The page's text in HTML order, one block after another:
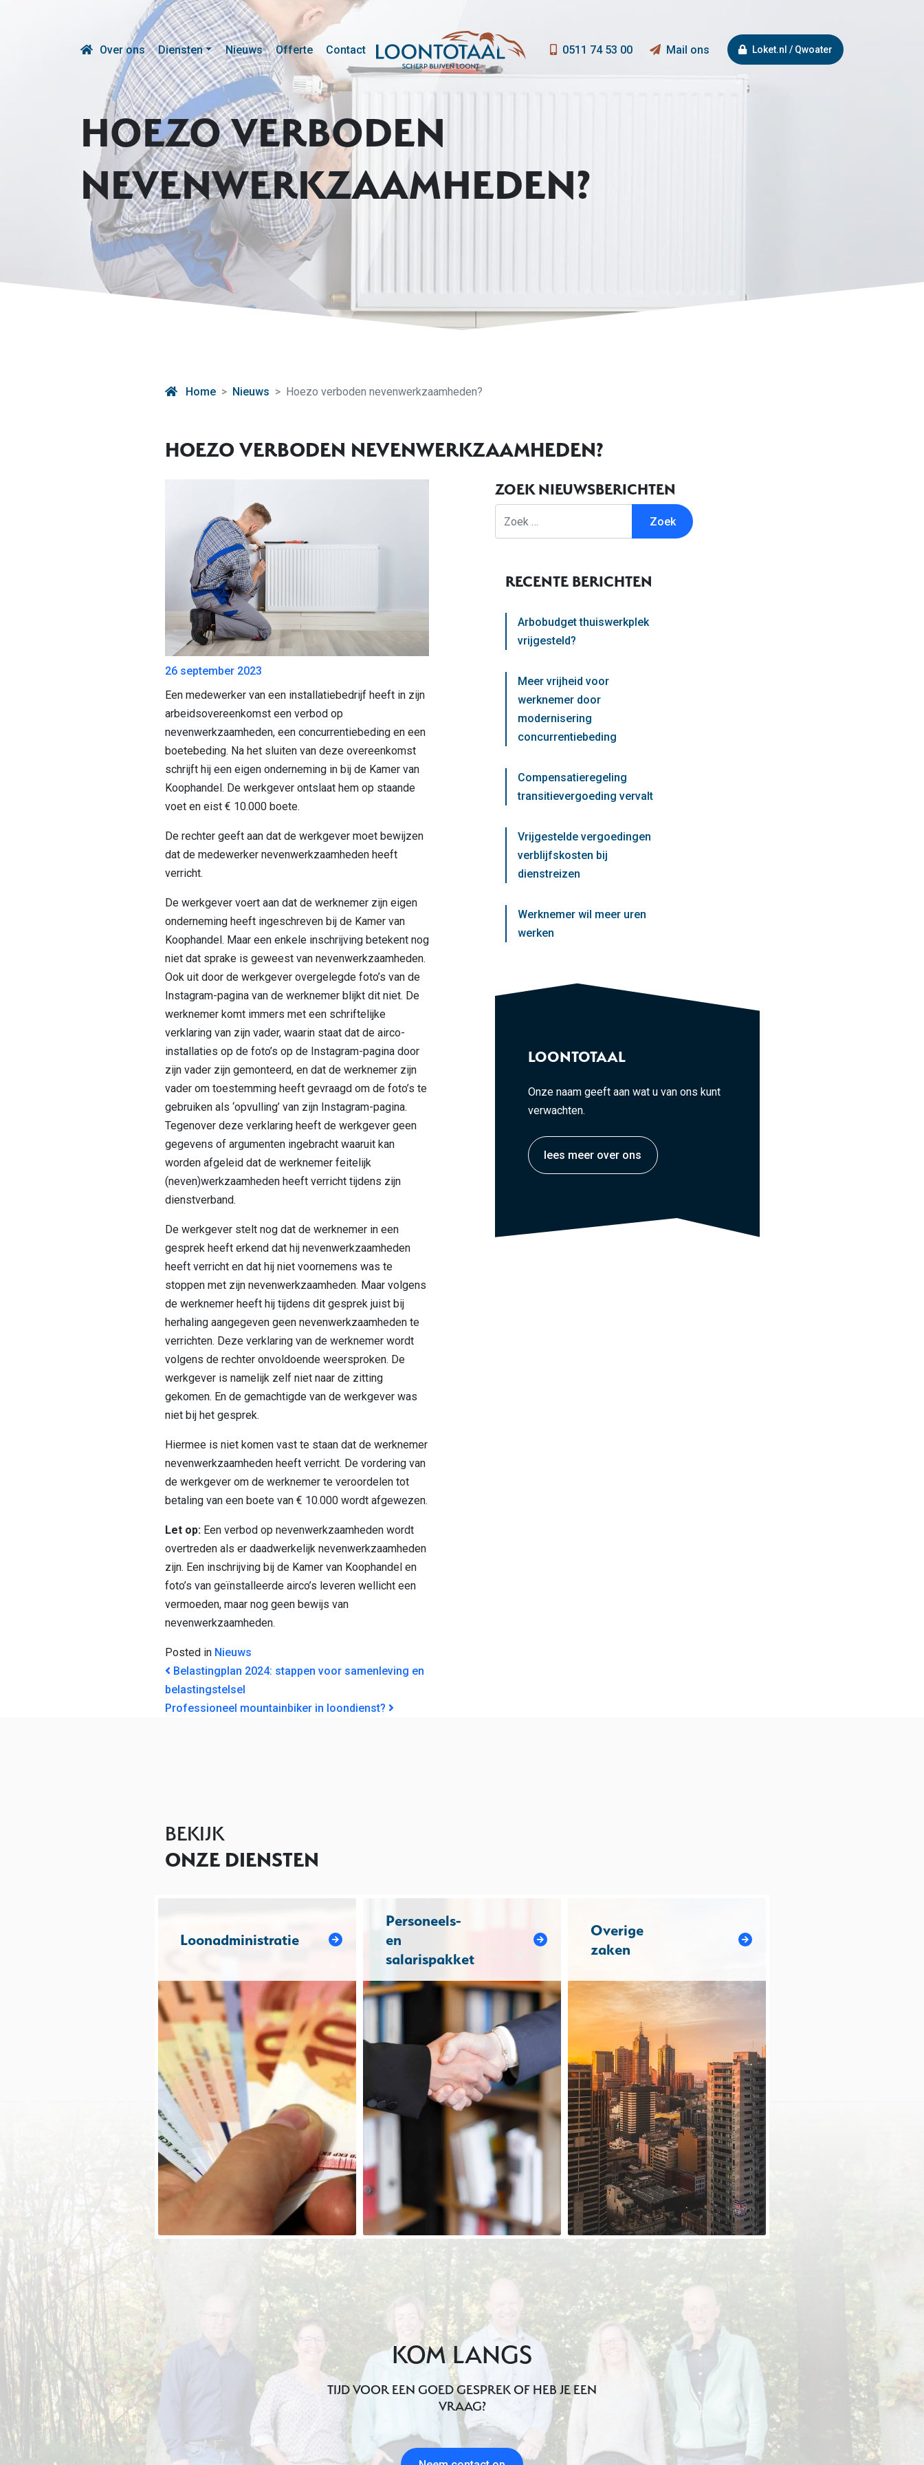
Over ons Diensten Nieuws Offerte Contact 0511 74 53 00 Mail ons Loket.nl / Qwoater
HOEZO VERBODEN
NEVENWERKZAAMHEDEN?
Home Nieuws Hoezo verboden nevenwerkzaamheden?
HOEZO VERBODEN NEVENWERKZAAMHEDEN?
26 september 2023
Een medewerker van een installatiebedrijf heeft in zijn
arbeidsovereenkomst een verbod op
nevenwerkzaamheden, een concurrentiebeding en een
boetebeding. Na het sluiten van deze overeenkomst
schrijft hij een eigen onderneming in bij de Kamer van
Koophandel. De werkgever ontslaat hem op staande
voet en eist € 10.000 boete.
De rechter geeft aan dat de werkgever moet bewijzen
dat de medewerker nevenwerkzaamheden heeft
verricht.
De werkgever voert aan dat de werknemer zijn eigen
onderneming heeft ingeschreven bij de Kamer van
Koophandel. Maar een enkele inschrijving betekent nog
niet dat sprake is geweest van nevenwerkzaamheden.
Ook uit door de werkgever overgelegde foto’s van de
Instagram-pagina van de werknemer blijkt dit niet. De
werknemer komt immers met een schriftelijke
verklaring van zijn vader, waarin staat dat de airco-
installaties op de foto’s op de Instagram-pagina door
zijn vader zijn gemonteerd, en dat de werknemer zijn
vader om toestemming heeft gevraagd om de foto’s te
gebruiken als ‘opvulling’ van zijn Instagram-pagina.
Tegenover deze verklaring heeft de werkgever geen
gegevens of argumenten ingebracht waaruit kan
worden afgeleid dat de werknemer feitelijk
(neven)werkzaamheden heeft verricht tijdens zijn
dienstverband.
De werkgever stelt nog dat de werknemer in een
gesprek heeft erkend dat hij nevenwerkzaamheden
heeft verricht en dat hij niet voornemens was te
stoppen met zijn nevenwerkzaamheden. Maar volgens
de werknemer heeft hij tijdens dit gesprek juist bij
herhaling aangegeven geen nevenwerkzaamheden te
verrichten. Deze verklaring van de werknemer wordt
volgens de rechter onvoldoende weersproken. De
werkgever is namelijk zelf niet naar de zitting
gekomen. En de gemachtigde van de werkgever was
niet bij het gesprek.
Hiermee is niet komen vast te staan dat de werknemer
nevenwerkzaamheden heeft verricht. De vordering van
de werkgever om de werknemer te veroordelen tot
betaling van een boete van € 10.000 wordt afgewezen.
Let op:Een verbod op nevenwerkzaamheden wordt
overtreden als er daadwerkelijk nevenwerkzaamheden
zijn. Een inschrijving bij de Kamer van Koophandel en
foto’s van geïnstalleerde airco’s leveren wellicht een
vermoeden, maar nog geen bewijs van
nevenwerkzaamheden.
Posted in Nieuws
BERICHT NAVIGATIE
Belastingplan 2024: stappen voor samenleving en
belastingstelsel
Professioneel mountainbiker in loondienst?
ZOEK NIEUWSBERICHTEN
RECENTE BERICHTEN
Arbobudget thuiswerkplek
vrijgesteld?
Meer vrijheid voor
werknemer door
modernisering
concurrentiebeding
Compensatieregeling
transitievergoeding vervalt
Vrijgestelde vergoedingen
verblijfskosten bij
dienstreizen
Werknemer wil meer uren
werken
LOONTOTAAL
Onze naam geeft aan wat u van ons kunt
verwachten.
lees meer over ons
BEKIJK
ONZE DIENSTEN
Loonadministratie
Personeels-
en
salarispakket
Overige
zaken
KOM LANGS
TIJD VOOR EEN GOED GESPREK OF HEB JE EEN
VRAAG?